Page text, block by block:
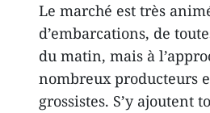
Le marché est très
d’embarcations, de
du matin, mais à
nombreux producteurs
grossistes. S’y ajoutent